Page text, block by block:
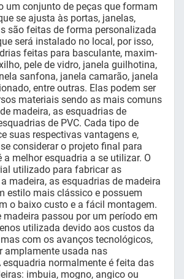
um conjunto de peças que formam
se ajusta às portas, janelas,
são feitas de forma personalizada
será instalado no local, por isso,
feitas para basculante, maxim-
pele de vidro, janela guilhotina,
sanfona, janela camarão, janela
entre outras. Elas podem ser
materiais sendo as mais comuns
madeira, as esquadrias de
de PVC. Cada tipo de
suas respectivas vantagens e,
considerar o projeto final para
a melhor esquadria a se utilizar. O
utilizado para fabricar as
madeira, as esquadrias de madeira
estilo mais clássico e possuem
o baixo custo e a fácil montagem.
madeira passou por um período em
utilizada devido aos custos da
com os avanços tecnológicos,
amplamente usada nas
esquadria normalmente é feita das
imbuia, mogno, angico ou